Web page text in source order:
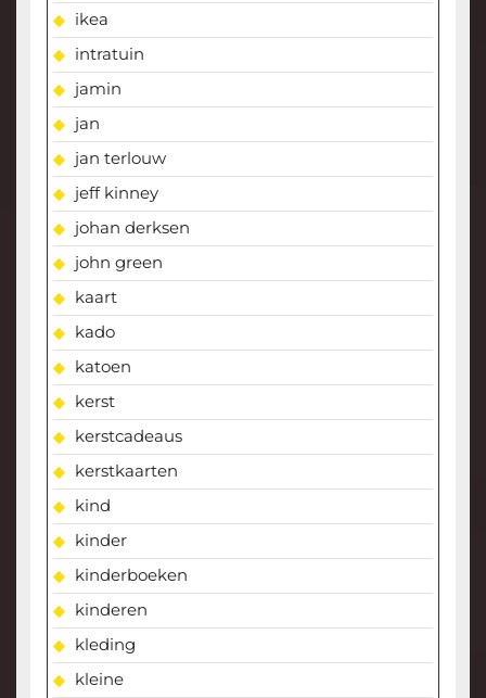
ikea
intratuin
jamin
jan
jan terlouw
jeff kinney
johan derksen
john green
kaart
kado
katoen
kerst
kerstcadeaus
kerstkaarten
kind
kinder
kinderboeken
kinderen
kleding
kleine